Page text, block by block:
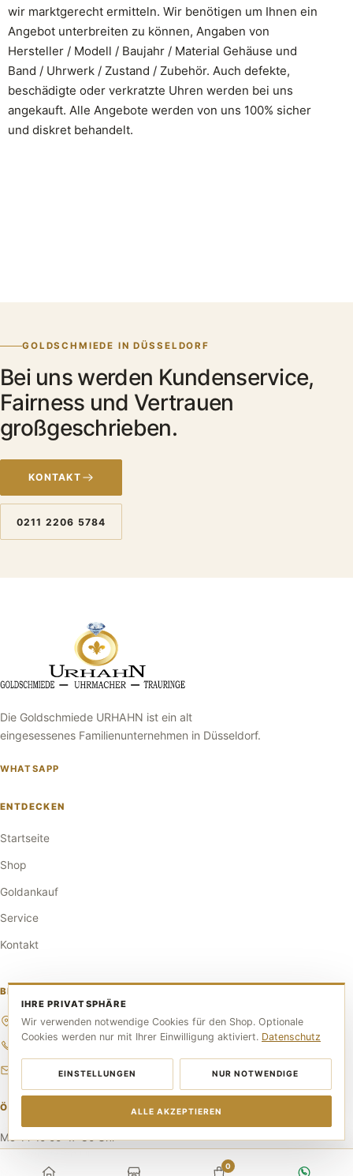
wir marktgerecht ermitteln. Wir benötigen um Ihnen ein
Angebot unterbreiten zu können, Angaben von
Hersteller / Modell / Baujahr / Material Gehäuse und
Band / Uhrwerk / Zustand / Zubehör. Auch defekte,
beschädigte oder verkratzte Uhren werden bei uns
angekauft. Alle Angebote werden von uns 100% sicher
und diskret behandelt.
GOLDSCHMIEDE IN DÜSSELDORF
Bei uns werden Kundenservice,
Fairness und Vertrauen
großgeschrieben.
KONTAKT
0211 2206 5784
Die Goldschmiede URHAHN ist ein alt
eingesessenes Familienunternehmen in Düsseldorf.
WHATSAPP
ENTDECKEN
Startseite
Shop
Goldankauf
Service
Kontakt
BESUCHEN SIE UNS
Nordstraße 110, 40477 Düsseldorf
goldschmiede-urhahn@web.de
ÖFFNUNGSZEITEN
Mo–Fr 10:00–17:30 Uhr
0
IHRE PRIVATSPHÄRE
Wir verwenden notwendige Cookies für den Shop. Optionale
Cookies werden nur mit Ihrer Einwilligung aktiviert. Datenschutz
EINSTELLUNGEN NUR NOTWENDIGE
ALLE AKZEPTIEREN